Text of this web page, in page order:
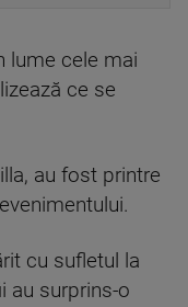
lume cele mai
ce se
au fost printre
cu sufletul la
au surprins-o